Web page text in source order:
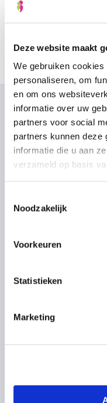
Deze website maakt
We gebruiken
personaliseren, om
en om ons
informatie over uw
partners voor social
partners kunnen deze
informatie die u aan
verzameld op basis
Noodzakelijk
Voorkeuren
Statistieken
Marketing
Wat
Owen Jake
“Een
Beide echt
met heel...”